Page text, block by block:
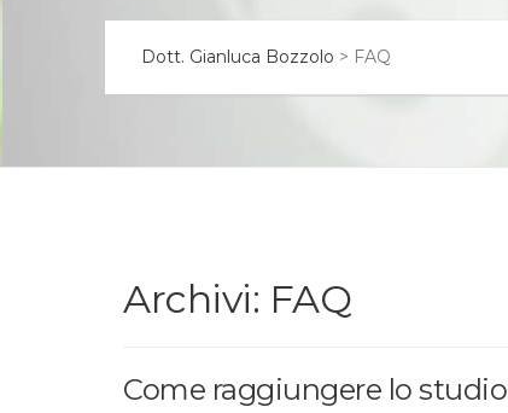
Dott. Gianluca Bozzolo > FAQ
Archivi: FAQ
Come raggiungere lo studio